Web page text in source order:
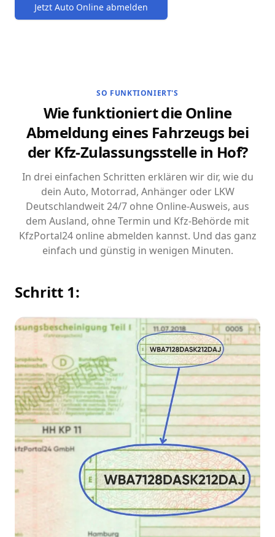
Jetzt Auto Online abmelden
SO FUNKTIONIERT'S
Wie funktioniert die Online
Abmeldung eines Fahrzeugs bei
der Kfz-Zulassungsstelle in Hof?
In drei einfachen Schritten erklären wir dir, wie du
dein Auto, Motorrad, Anhänger oder LKW
Deutschlandweit 24/7 ohne Online-Ausweis, aus
dem Ausland, ohne Termin und Kfz-Behörde mit
KfzPortal24 online abmelden kannst. Und das ganz
einfach und günstig in wenigen Minuten.
Schritt 1: